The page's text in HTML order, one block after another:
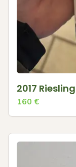
2017
160 €